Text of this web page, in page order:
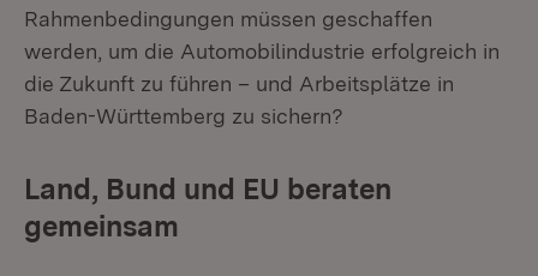
Rahmenbedingungen müssen geschaffen
werden, um die Automobilindustrie erfolgreich in
die Zukunft zu führen – und Arbeitsplätze in
Baden-Württemberg zu sichern?
Land, Bund und EU beraten
gemeinsam